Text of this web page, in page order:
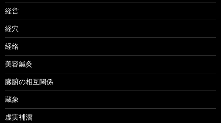
経営
経穴
経絡
美容鍼灸
臓腑の相互関係
蔵象
虚実補瀉